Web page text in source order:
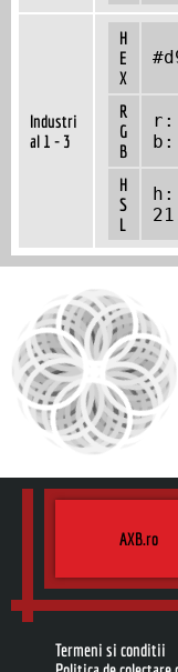
Industri
al 1 - 3
H
E
X
R
G
B
r:
b:
H
S
L
h:
AXB.ro
Termeni si conditii